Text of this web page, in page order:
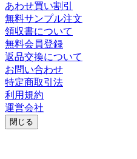
あわせ買い割引
無料サンプル注文
領収書について
無料会員登録
返品交換について
お問い合わせ
特定商取引法
利用規約
運営会社
閉じる